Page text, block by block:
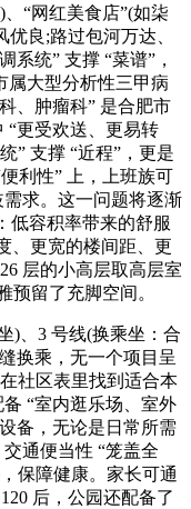
“网红美食店”(如柒
良;路过包河万达、
系统” 支撑 “菜谱”，
属大型分析性三甲病
、肿瘤科” 是合肥市
“更受欢送、更易转
” 支撑 “近程”，更是
利性” 上，上班族可
求。这一问题将逐渐
低容积率带来的舒服
、更宽的楼间距、更
层的小高层取高层室
预留了充脚空间。
、3 号线(换乘坐：合
换乘，无一个项目呈
社区表里找到适合本
“室内逛乐场、室外
备，无论是日常所需
通便当性 “笼盖全
保障健康。家长可通
后，公园还配备了